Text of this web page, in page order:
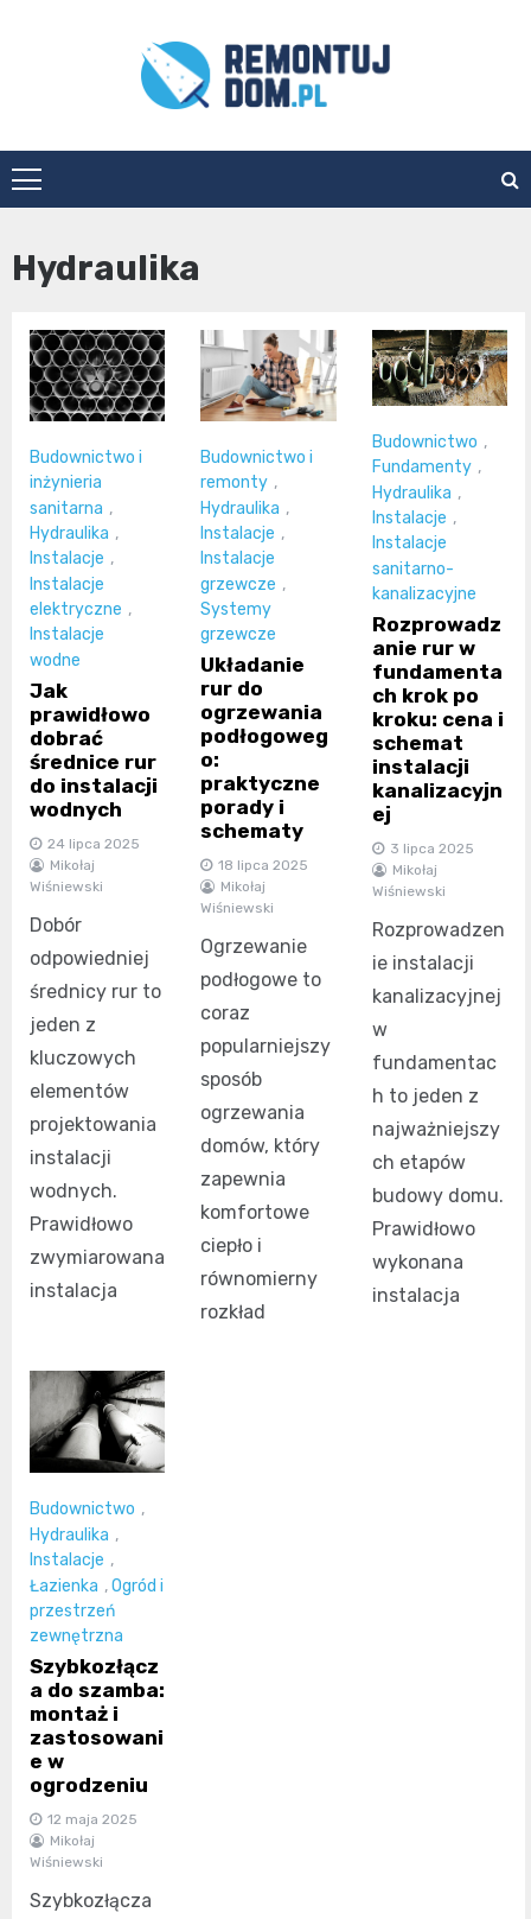
Remontuj
Dom
Hydraulika
Budownictwo i
inżynieria
sanitarna ,
Hydraulika ,
Instalacje ,
Instalacje
elektryczne ,
Instalacje
wodne
Jak
prawidłowo
dobrać
średnice rur
do instalacji
wodnych
24 lipca 2025
Mikołaj
Wiśniewski
Dobór
odpowiedniej
średnicy rur to
jeden z
kluczowych
elementów
projektowania
instalacji
wodnych.
Prawidłowo
zwymiarowana
instalacja
Budownictwo i
remonty ,
Hydraulika ,
Instalacje ,
Instalacje
grzewcze ,
Systemy
grzewcze
Układanie
rur do
ogrzewania
podłogoweg
o:
praktyczne
porady i
schematy
18 lipca 2025
Mikołaj
Wiśniewski
Ogrzewanie
podłogowe to
coraz
popularniejszy
sposób
ogrzewania
domów, który
zapewnia
komfortowe
ciepło i
równomierny
rozkład
Budownictwo ,
Fundamenty ,
Hydraulika ,
Instalacje ,
Instalacje
sanitarno-
kanalizacyjne
Rozprowadz
anie rur w
fundamenta
ch krok po
kroku: cena i
schemat
instalacji
kanalizacyjn
ej
3 lipca 2025
Mikołaj
Wiśniewski
Rozprowadzen
ie instalacji
kanalizacyjnej
w
fundamentac
h to jeden z
najważniejszy
ch etapów
budowy domu.
Prawidłowo
wykonana
instalacja
Budownictwo ,
Hydraulika ,
Instalacje ,
Łazienka ,Ogród i
przestrzeń
zewnętrzna
Szybkozłącz
a do szamba:
montaż i
zastosowani
e w
ogrodzeniu
12 maja 2025
Mikołaj
Wiśniewski
Szybkozłącza